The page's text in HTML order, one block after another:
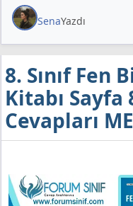
SenaYazdı
8. Sınıf Fen
Kitabı Sayfa
Cevapları